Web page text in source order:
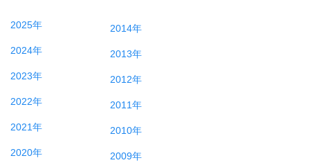
2025年
2024年
2023年
2022年
2021年
2020年
2014年
2013年
2012年
2011年
2010年
2009年